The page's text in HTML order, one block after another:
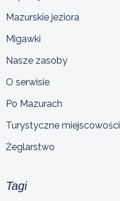
Mazurskie jeziora
Migawki
Nasze zasoby
O serwisie
Po Mazurach
Turystyczne
Żeglarstwo
Tagi